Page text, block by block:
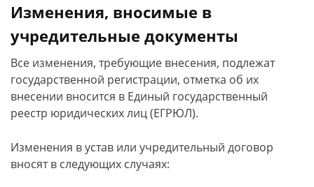
Изменения, вносимые в
учредительные документы
Все изменения, требующие внесения, подлежат
государственной регистрации, отметка об их
внесении вносится в Единый государственный
реестр юридических лиц (ЕГРЮЛ).
Изменения в устав или учредительный договор
вносят в следующих случаях: